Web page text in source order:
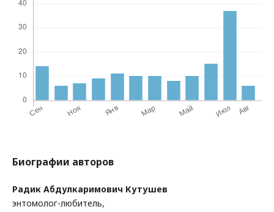
Биографии авторов
Радик Абдулкаримович Кутушев
энтомолог-любитель,